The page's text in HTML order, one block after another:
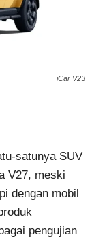
iCar V23
satunya SUV
V27, meski
dengan mobil
pengujian